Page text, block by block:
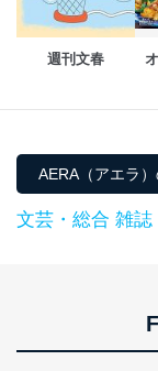
護管理者の責
用・提供・管
田 嘉也
週刊文春
AERA（アエラ
文芸・総合 雑誌